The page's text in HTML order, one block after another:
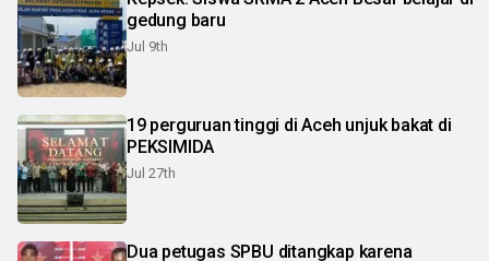
gedung baru
Jul 9th
19 perguruan tinggi di Aceh unjuk bakat di
PEKSIMIDA
Jul 27th
Dua petugas SPBU ditangkap karena